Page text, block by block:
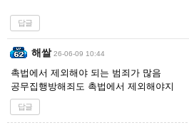
답글
해쌀 26-06-09 10:44
촉법에서 제외해야 되는 범죄가 많음
공무집행방해죄도 촉법에서 제외해야지
답글